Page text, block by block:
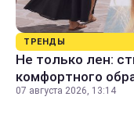
ТРЕНДЫ
Не только лен:
комфортного
07 августа 2026, 13:14